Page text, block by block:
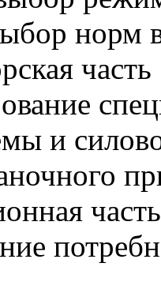
норм
часть
и
часть